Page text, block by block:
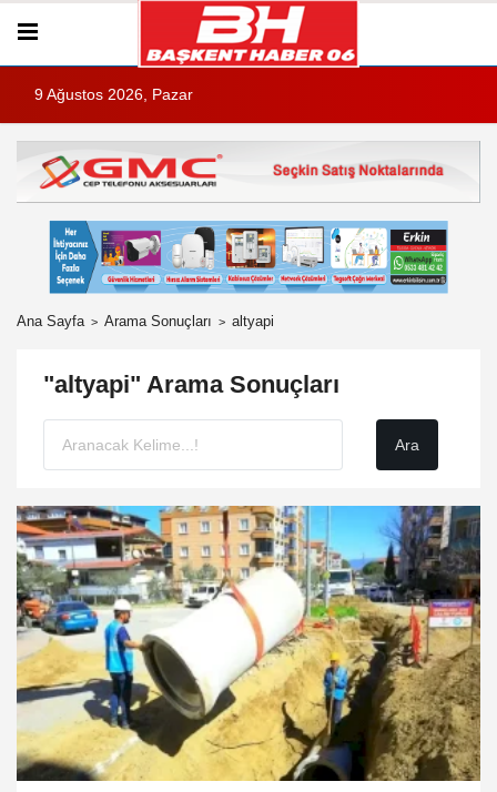
9 Ağustos 2026, Pazar
Ana Sayfa Arama Sonuçları altyapi
"altyapi" Arama Sonuçları